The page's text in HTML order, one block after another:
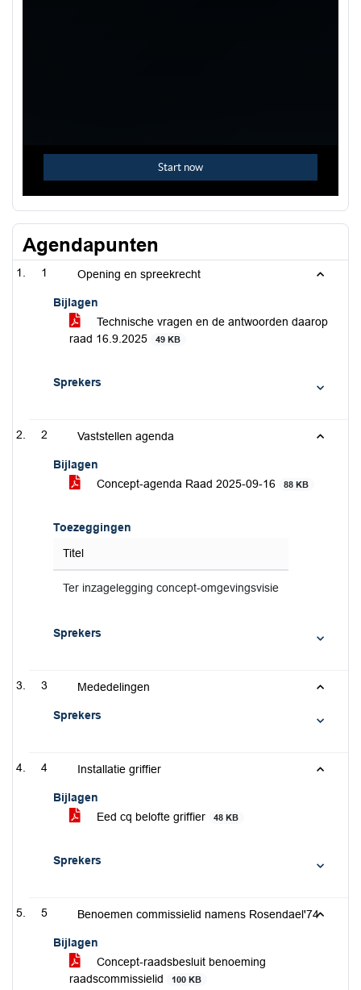
Agendapunten
1 Opening en spreekrecht
Bijlagen
Technische vragen en de antwoorden daarop
raad 16.9.2025
49 KB
Sprekers
2 Vaststellen agenda
Bijlagen
Concept-agenda Raad 2025-09-16
88 KB
Toezeggingen
Titel
Ter inzagelegging concept-omgevingsvisie
Sprekers
3 Mededelingen
Sprekers
4 Installatie griffier
Bijlagen
Eed cq belofte griffier
48 KB
Sprekers
5 Benoemen commissielid namens Rosendael'74
Bijlagen
Concept-raadsbesluit benoeming
raadscommissielid
100 KB